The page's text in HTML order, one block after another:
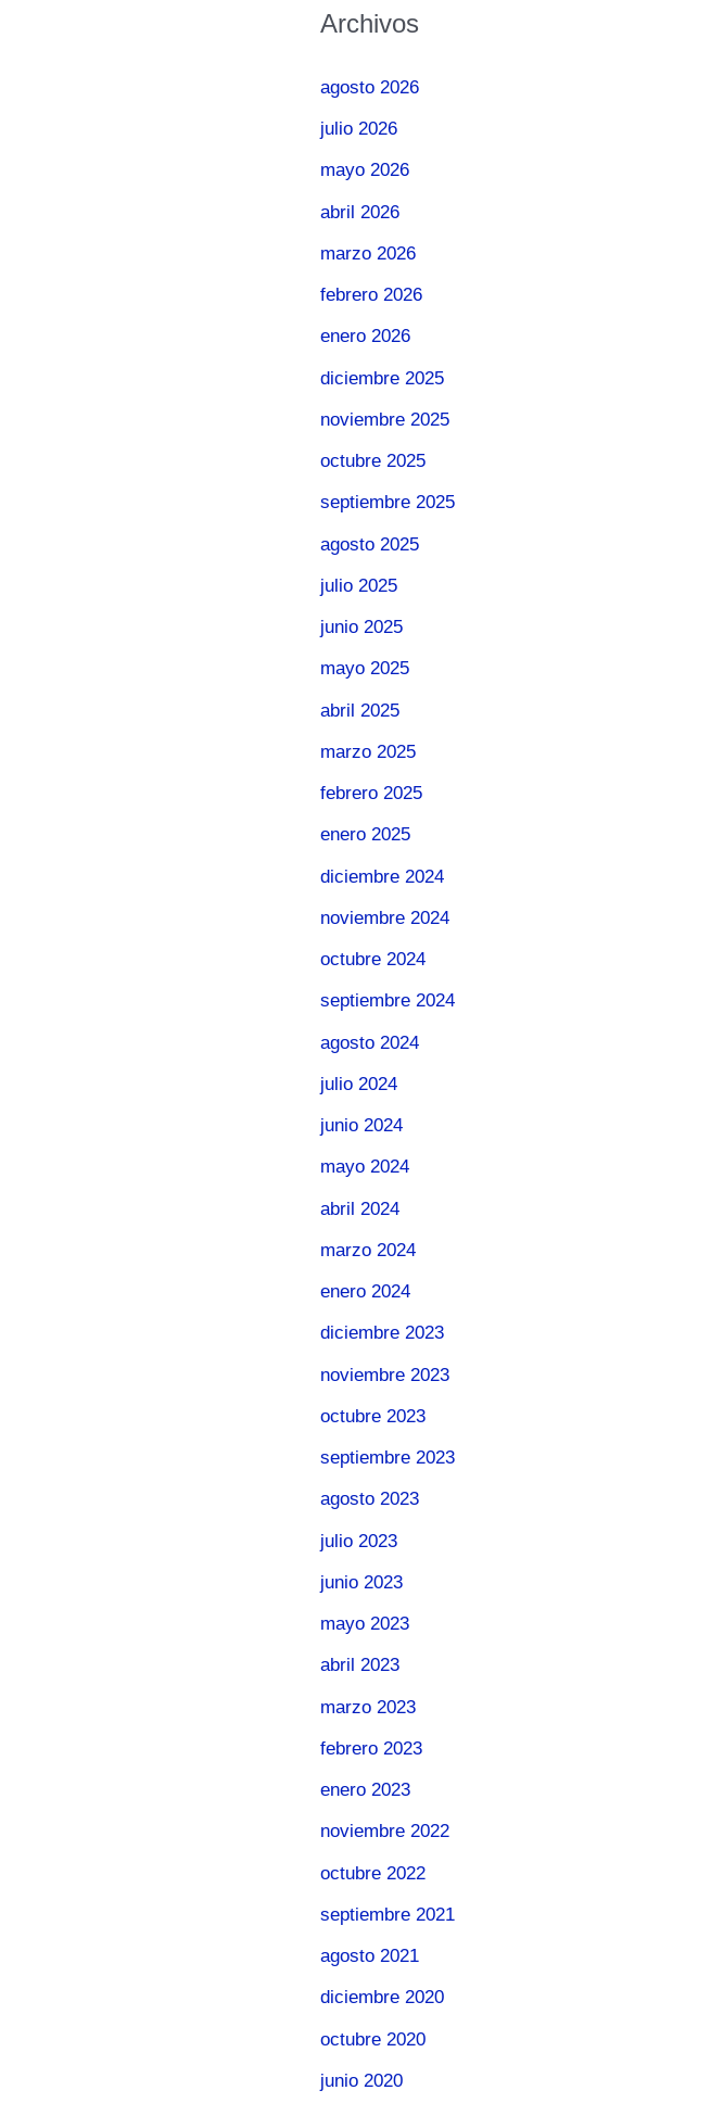
Archivos
agosto 2026
julio 2026
mayo 2026
abril 2026
marzo 2026
febrero 2026
enero 2026
diciembre 2025
noviembre 2025
octubre 2025
septiembre 2025
agosto 2025
julio 2025
junio 2025
mayo 2025
abril 2025
marzo 2025
febrero 2025
enero 2025
diciembre 2024
noviembre 2024
octubre 2024
septiembre 2024
agosto 2024
julio 2024
junio 2024
mayo 2024
abril 2024
marzo 2024
enero 2024
diciembre 2023
noviembre 2023
octubre 2023
septiembre 2023
agosto 2023
julio 2023
junio 2023
mayo 2023
abril 2023
marzo 2023
febrero 2023
enero 2023
noviembre 2022
octubre 2022
septiembre 2021
agosto 2021
diciembre 2020
octubre 2020
junio 2020